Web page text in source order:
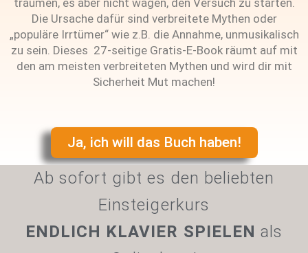
träumen, es aber nicht wagen, den Versuch zu starten.
Die Ursache dafür sind verbreitete Mythen oder
„populäre Irrtümer“ wie z.B. die Annahme, unmusikalisch
zu sein. Dieses 27-seitige Gratis-E-Book räumt auf mit
den am meisten verbreiteten Mythen und wird dir mit
Sicherheit Mut machen!
Ja, ich will das Buch haben!
Ab sofort gibt es den beliebten
Einsteigerkurs
ENDLICH KLAVIER SPIELEN als